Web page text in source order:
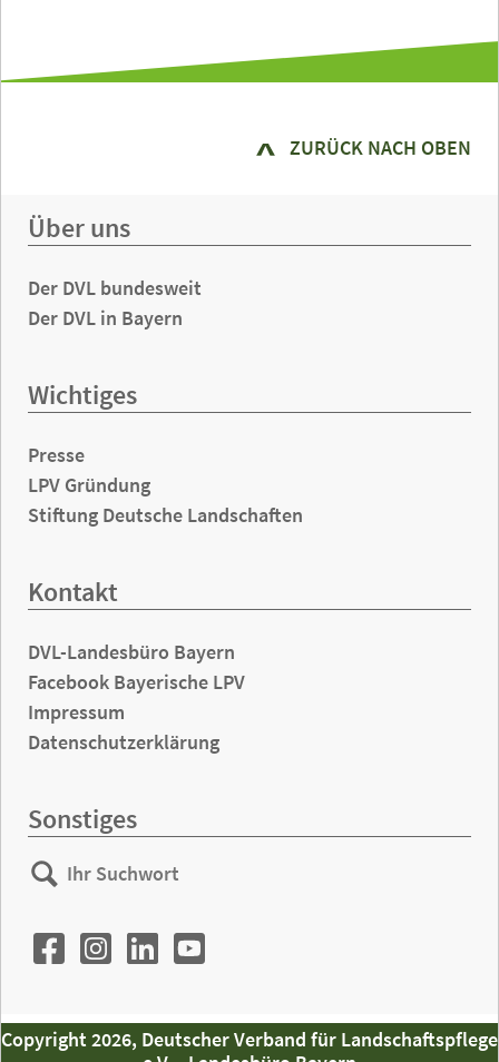
ZURÜCK NACH OBEN
Über uns
Der DVL bundesweit
Der DVL in Bayern
Wichtiges
Presse
LPV Gründung
Stiftung Deutsche Landschaften
Kontakt
DVL-Landesbüro Bayern
Facebook Bayerische LPV
Impressum
Datenschutzerklärung
Sonstiges
Ihr
Suchwort
Suchen
Copyright 2026, Deutscher Verband für Landschaftspflege